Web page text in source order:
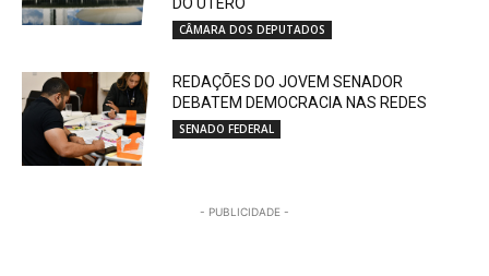
DO ÚTERO
CÂMARA DOS DEPUTADOS
REDAÇÕES DO JOVEM SENADOR
DEBATEM DEMOCRACIA NAS REDES
SENADO FEDERAL
- PUBLICIDADE -